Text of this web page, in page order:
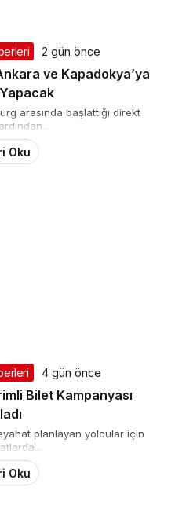
2 gün önce
ve Kapadokya’ya
arasında başlattığı direkt
Oku
4 gün önce
Bilet Kampanyası
planlayan yolcular için
Oku